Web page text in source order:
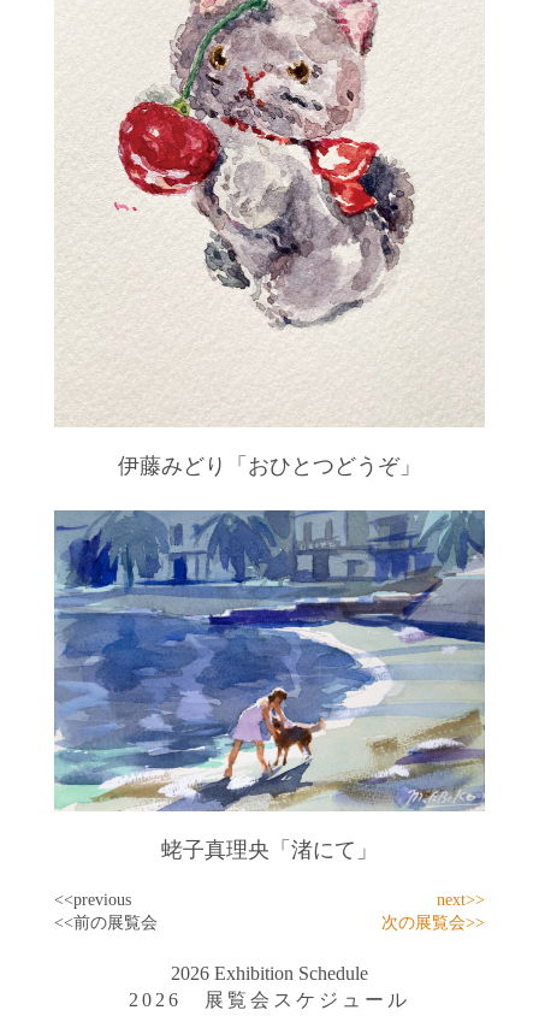
伊藤みどり「おひとつどうぞ」
蛯子真理央「渚にて」
<<previous
<<前の展覧会
next>>
次の展覧会>>
2026 Exhibition Schedule
2026 展覧会スケジュール